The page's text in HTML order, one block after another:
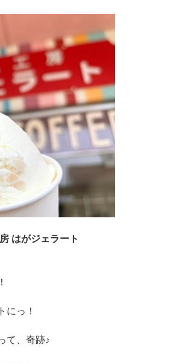
はがジェラート
にっ！
て、奇跡♪